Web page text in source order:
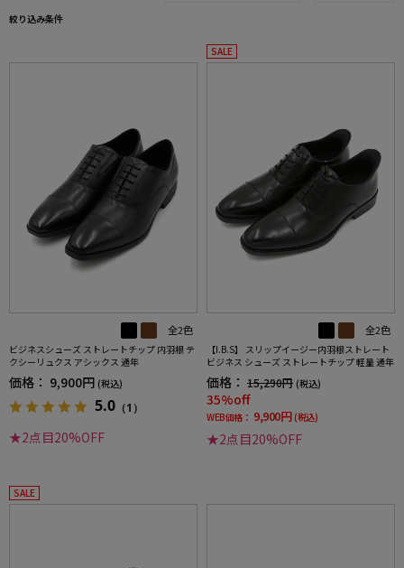
絞り込み条件
全2色
ビジネスシューズ ストレートチップ 内羽根 テ
クシーリュクス アシックス 通年
価格： 9,900円 (税込)
5.0 （1）
★2点目20%OFF
SALE
全2色
【I.B.S】 スリップイージー内羽根ストレート
ビジネス シューズ ストレートチップ 軽量 通年
価格： 15,290円 (税込)
35%off
WEB価格： 9,900円 (税込)
★2点目20%OFF
SALE